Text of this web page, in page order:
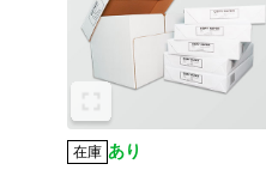
在庫 あり